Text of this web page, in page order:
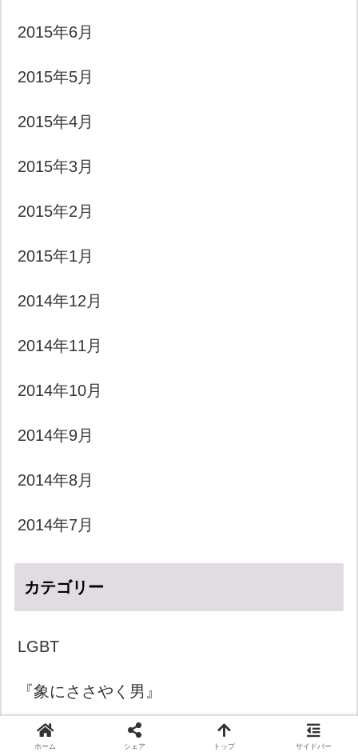
2015年6月
2015年5月
2015年4月
2015年3月
2015年2月
2015年1月
2014年12月
2014年11月
2014年10月
2014年9月
2014年8月
2014年7月
カテゴリー
LGBT
『象にささやく男』
きょうのダジャレ
ホーム シェア トップ サイドバー